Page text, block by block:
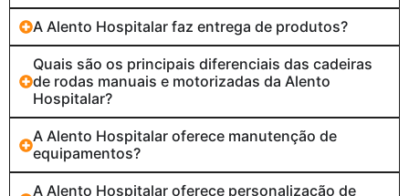
A Alento Hospitalar faz entrega de produtos?
Quais são os principais diferenciais das cadeiras
de rodas manuais e motorizadas da Alento
Hospitalar?
A Alento Hospitalar oferece manutenção de
equipamentos?
A Alento Hospitalar oferece personalização de